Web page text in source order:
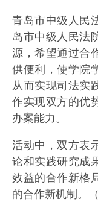
青岛市中级人民
岛市中级人民法
源，希望通过合
供便利，使学院
从而实现司法实
作实现双方的优
办案能力。
活动中，双方表
论和实践研究成
效益的合作新格
的合作新机制。